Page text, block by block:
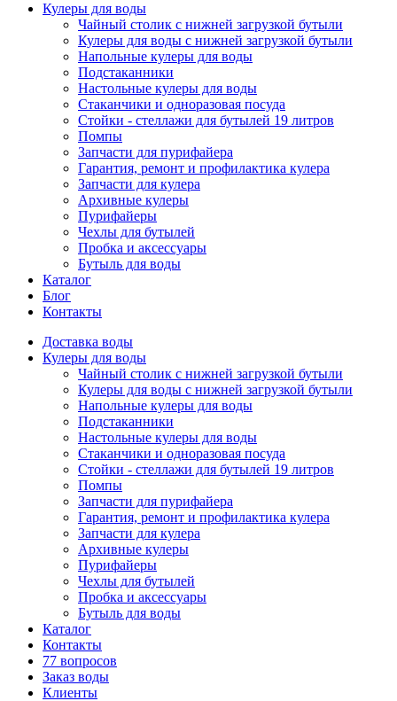
Кулеры для воды
Чайный столик с нижней загрузкой бутыли
Кулеры для воды с нижней загрузкой бутыли
Напольные кулеры для воды
Подстаканники
Настольные кулеры для воды
Стаканчики и одноразовая посуда
Стойки - стеллажи для бутылей 19 литров
Помпы
Запчасти для пурифайера
Гарантия, ремонт и профилактика кулера
Запчасти для кулера
Архивные кулеры
Пурифайеры
Чехлы для бутылей
Пробка и аксессуары
Бутыль для воды
Каталог
Блог
Контакты
Доставка воды
Кулеры для воды
Чайный столик с нижней загрузкой бутыли
Кулеры для воды с нижней загрузкой бутыли
Напольные кулеры для воды
Подстаканники
Настольные кулеры для воды
Стаканчики и одноразовая посуда
Стойки - стеллажи для бутылей 19 литров
Помпы
Запчасти для пурифайера
Гарантия, ремонт и профилактика кулера
Запчасти для кулера
Архивные кулеры
Пурифайеры
Чехлы для бутылей
Пробка и аксессуары
Бутыль для воды
Каталог
Контакты
77 вопросов
Заказ воды
Клиенты